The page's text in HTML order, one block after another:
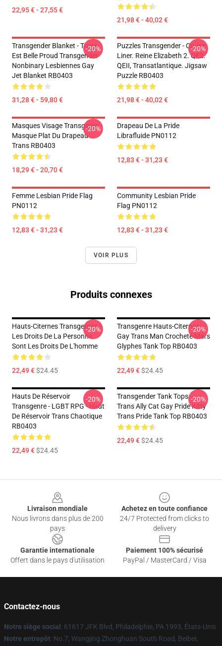
22,95 € - 27,55 €
21,98 € - 40,02 €
Transgender Blanket - Trans
Est Belle Proud Transgender
Nonbinary Lesbiennes Gay
Jet Blanket RB0403
31,28 € - 59,80 €
-20%
Puzzles Transgender - Cruise
Liner. Reine Elizabeth 2. QE2.
QEII, Transatlantique. Jigsaw
Puzzle RB0403
21,98 € - 40,02 €
-20%
Masques Visage Transgenre -
Masque Plat Du Drapeau
Trans RB0403
18,29 € - 20,70 €
-20%
Drapeau De La Pride
Librafluide PN0112
12,83 € - 31,23 €
Femme Lesbian Pride Flag
PN0112
12,83 € - 31,23 €
Community Lesbian Pride
Flag PN0112
12,83 € - 31,23 €
VOIR PLUS
Produits connexes
Hauts-Citernes Transgenres -
Les Droits De La Personne
Sont Les Droits De L'homme
22,49 €$24.45
-20%
Transgenre Hauts-Citernes -
Gay Trans Man Crocheté Mars
Glyphes Tank Top RB0403
22,49 €$24.45
-20%
Hauts De Réservoir
Transgenre - LGBT RPG - Haut
De Réservoir Trans Chaotique
RB0403
22,49 €$24.45
-20%
Transgender Tank Tops -
Trans Ally Cat Gay Pride Kitty
Trans Pride Tank Top RB0403
22,49 €$24.45
-20%
Livraison mondiale
Nous livrons dans plus de 200
pays
Achetez en toute confiance
24/7 Protected from clicks to
delivery
Garantie internationale
Offert dans le pays d'utilisation
Paiement 100% sécurisé
PayPal / MasterCard / Visa
Contactez-nous
Notre siège social : 61617 JFK Blvd, Philadelphie, PA 1993, États-Unis
Notre entrepôt: No.7, Wangjing Zhonghuan South Road, Beibei,